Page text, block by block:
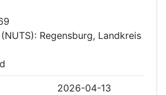
Regensburg, Landkreis
2026-04-13